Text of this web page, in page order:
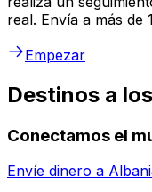
real. Envía a más de
Empezar
Destinos a
Conectamos el
Envíe dinero a